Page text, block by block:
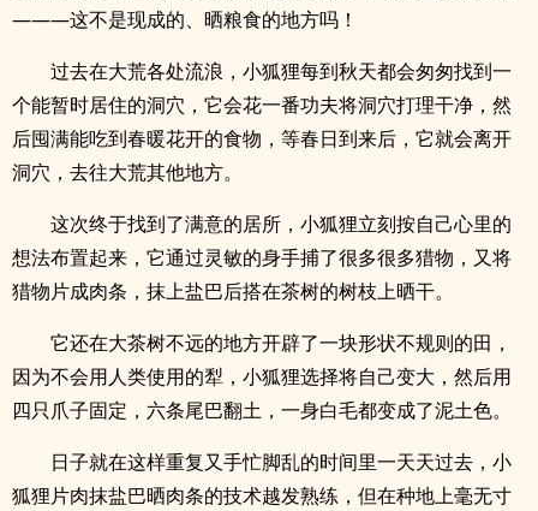
———这不是现成的、晒粮食的地方吗！
过去在大荒各处流浪，小狐狸每到秋天都会匆匆找到一
个能暂时居住的洞穴，它会花一番功夫将洞穴打理干净，然
后囤满能吃到春暖花开的食物，等春日到来后，它就会离开
洞穴，去往大荒其他地方。
这次终于找到了满意的居所，小狐狸立刻按自己心里的
想法布置起来，它通过灵敏的身手捕了很多很多猎物，又将
猎物片成肉条，抹上盐巴后搭在茶树的树枝上晒干。
它还在大茶树不远的地方开辟了一块形状不规则的田，
因为不会用人类使用的犁，小狐狸选择将自己变大，然后用
四只爪子固定，六条尾巴翻土，一身白毛都变成了泥土色。
日子就在这样重复又手忙脚乱的时间里一天天过去，小
狐狸片肉抹盐巴晒肉条的技术越发熟练，但在种地上毫无寸